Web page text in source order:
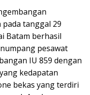
tanggal 29
Batam berhasil
pesawat
IU 859 dengan
kedapatan
bekas yang terdiri